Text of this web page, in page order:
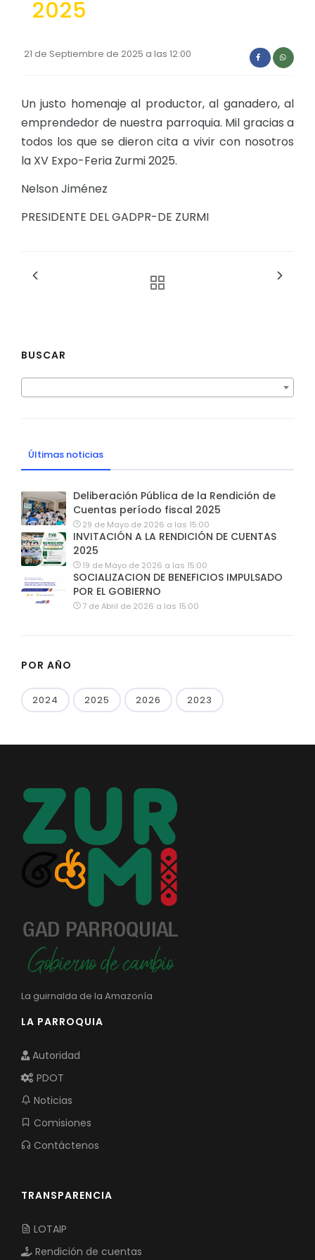
Convocatorias
Plan de desarrollo y Ordenamiento Territorial -
Plan Anual Contratación - PAC
Plan Operativo Anual - POA
Convenios Institucionales
2025
21 de Septiembre de 2025 a las 12:00
Un justo homenaje al productor, al ganadero, al
emprendedor de nuestra parroquia. Mil gracias a
todos los que se dieron cita a vivir con nosotros
la XV Expo-Feria Zurmi 2025.
Nelson Jiménez
PRESIDENTE DEL GADPR-DE ZURMI
BUSCAR
Últimas noticias
Deliberación Pública de la Rendición de
Cuentas período fiscal 2025
29 de Mayo de 2026 a las 15:00
INVITACIÓN A LA RENDICIÓN DE CUENTAS
2025
19 de Mayo de 2026 a las 15:00
SOCIALIZACION DE BENEFICIOS IMPULSADO
POR EL GOBIERNO
7 de Abril de 2026 a las 15:00
POR AÑO
2024 2025 2026 2023
La guirnalda de la Amazonía
LA PARROQUIA
Autoridad
PDOT
Noticias
Comisiones
Contáctenos
TRANSPARENCIA
LOTAIP
Rendición de cuentas